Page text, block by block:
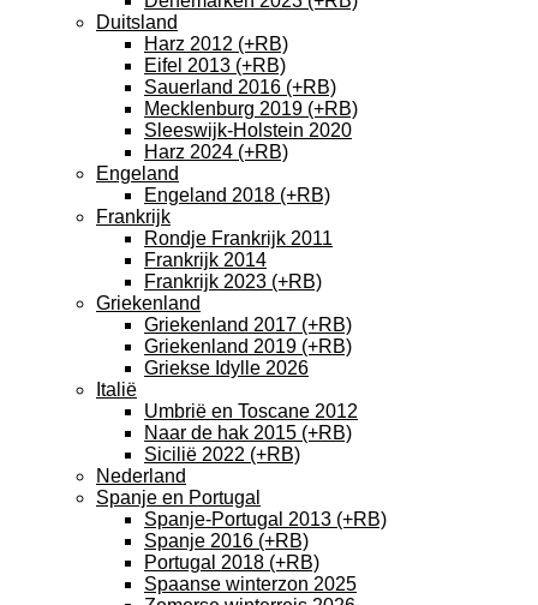
Duitsland
Harz 2012 (+RB)
Eifel 2013 (+RB)
Sauerland 2016 (+RB)
Mecklenburg 2019 (+RB)
Sleeswijk-Holstein 2020
Harz 2024 (+RB)
Engeland
Engeland 2018 (+RB)
Frankrijk
Rondje Frankrijk 2011
Frankrijk 2014
Frankrijk 2023 (+RB)
Griekenland
Griekenland 2017 (+RB)
Griekenland 2019 (+RB)
Griekse Idylle 2026
Italië
Umbrië en Toscane 2012
Naar de hak 2015 (+RB)
Sicilië 2022 (+RB)
Nederland
Spanje en Portugal
Spanje-Portugal 2013 (+RB)
Spanje 2016 (+RB)
Portugal 2018 (+RB)
Spaanse winterzon 2025